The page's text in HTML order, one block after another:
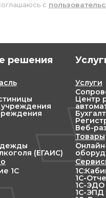
c
решения
(ЕГАИС)
1С
Услуги
Центр
Веб-
Товары
1С-
1С-ЭДО
1С-ЭПД